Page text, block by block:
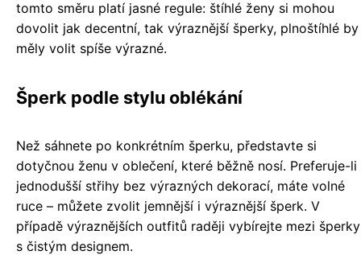
tomto směru platí jasné regule: štíhlé ženy si mohou
dovolit jak decentní, tak výraznější šperky, plnoštíhlé by
měly volit spíše výrazné.
Šperk podle stylu oblékání
Než sáhnete po konkrétním šperku, představte si
dotyčnou ženu v oblečení, které běžně nosí. Preferuje-li
jednodušší střihy bez výrazných dekorací, máte volné
ruce – můžete zvolit jemnější i výraznější šperk. V
případě výraznějších outfitů raději vybírejte mezi šperky
s čistým designem.